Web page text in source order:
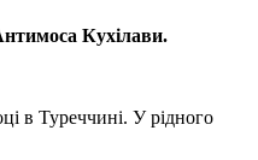
Кухілави.
в Туреччині. У рідного